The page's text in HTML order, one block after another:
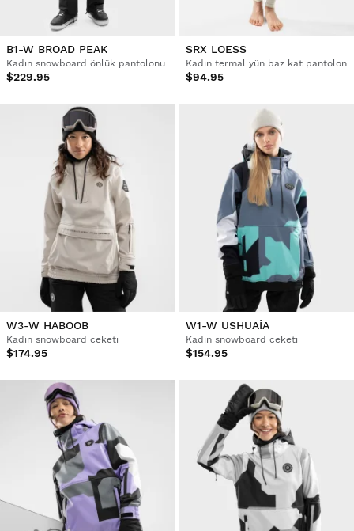
B1-W BROAD PEAK
Kadın snowboard önlük pantolonu
$229.95
SRX LOESS
Kadın termal yün baz kat pantolon
$94.95
W3-W HABOOB
Kadın snowboard ceketi
$174.95
W1-W USHUAIA
Kadın snowboard ceketi
$154.95